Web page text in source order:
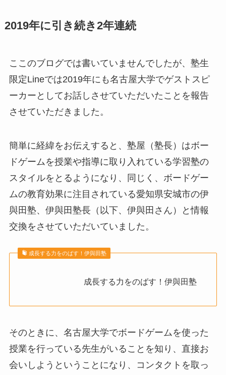
2019年に引き続き2年連続
ここのブログでは書いていませんでしたが、塾生
限定Lineでは2019年にも名古屋大学でゲストスピ
ーカーとしてお話しさせていただいたことを報告
させていただきました。
簡単に経緯をお伝えすると、塾屋（塾長）はボー
ドゲームを授業や指導に取り入れている学習塾の
スタイルをとるようになり、同じく、ボードゲー
ムの教育効果に注目されている愛知県安城市の伊
與田塾、伊與田塾長（以下、伊與田さん）と情報
交換をさせていただいていました。
成長する力をのばす！伊與田塾
成長する力をのばす！伊與田塾
そのときに、名古屋大学でボードゲームを使った
授業を行っている先生がいることを知り、直接お
会いしようということになり、コンタクトを取っ